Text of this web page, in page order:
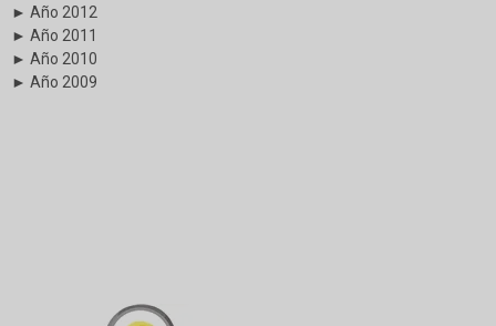
► Año 2012
► Año 2011
► Año 2010
► Año 2009